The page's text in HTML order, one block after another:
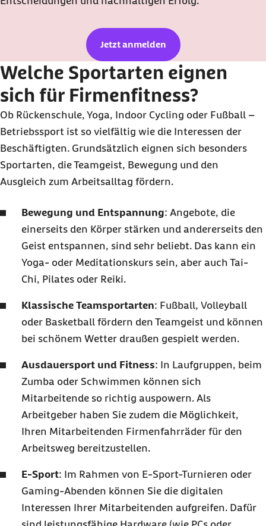
Jetzt anmelden
Welche Sportarten eignen
sich für Firmenfitness?
Ob Rückenschule, Yoga, Indoor Cycling oder Fußball –
Betriebssport ist so vielfältig wie die Interessen der
Beschäftigten. Grundsätzlich eignen sich besonders
Sportarten, die Teamgeist, Bewegung und den
Ausgleich zum Arbeitsalltag fördern.
Bewegung und Entspannung: Angebote, die
einerseits den Körper stärken und andererseits den
Geist entspannen, sind sehr beliebt. Das kann ein
Yoga- oder Meditationskurs sein, aber auch Tai-
Chi, Pilates oder Reiki.
Klassische Teamsportarten: Fußball, Volleyball
oder Basketball fördern den Teamgeist und können
bei schönem Wetter draußen gespielt werden.
Ausdauersport und Fitness: In Laufgruppen, beim
Zumba oder Schwimmen können sich
Mitarbeitende so richtig auspowern. Als
Arbeitgeber haben Sie zudem die Möglichkeit,
Ihren Mitarbeitenden Firmenfahrräder für den
Arbeitsweg bereitzustellen.
E-Sport: Im Rahmen von E-Sport-Turnieren oder
Gaming-Abenden können Sie die digitalen
Interessen Ihrer Mitarbeitenden aufgreifen. Dafür